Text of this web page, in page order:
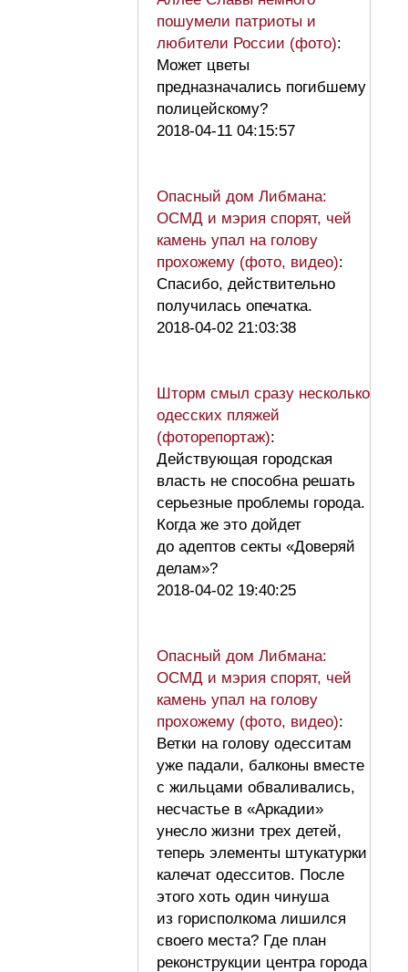
пошумели патриоты и
любители России (фото):
Может цветы
предназначались погибшему
полицейскому?
2018-04-11 04:15:57
Опасный дом Либмана:
ОСМД и мэрия спорят, чей
камень упал на голову
прохожему (фото, видео):
Спасибо, действительно
получилась опечатка.
2018-04-02 21:03:38
Шторм смыл сразу несколько
одесских пляжей
(фоторепортаж):
Действующая городская
власть не способна решать
серьезные проблемы города.
Когда же это дойдет
до адептов секты «Доверяй
делам»?
2018-04-02 19:40:25
Опасный дом Либмана:
ОСМД и мэрия спорят, чей
камень упал на голову
прохожему (фото, видео):
Ветки на голову одесситам
уже падали, балконы вместе
с жильцами обваливались,
несчастье в «Аркадии»
унесло жизни трех детей,
теперь элементы штукатурки
калечат одесситов. После
этого хоть один чинуша
из горисполкома лишился
своего места? Где план
реконструкции центра города